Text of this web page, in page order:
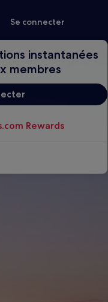
Se connecter
instantanées
membres
Rewards